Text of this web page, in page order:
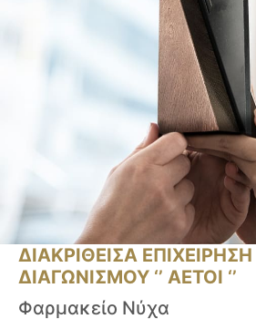
ΔΙΑΚΡΙΘΕΙΣΑ
ΔΙΑΓΩΝΙΣΜΟΥ ‘’ ΑΕΤΟΙ ‘’
Φαρμακείο Νύχα